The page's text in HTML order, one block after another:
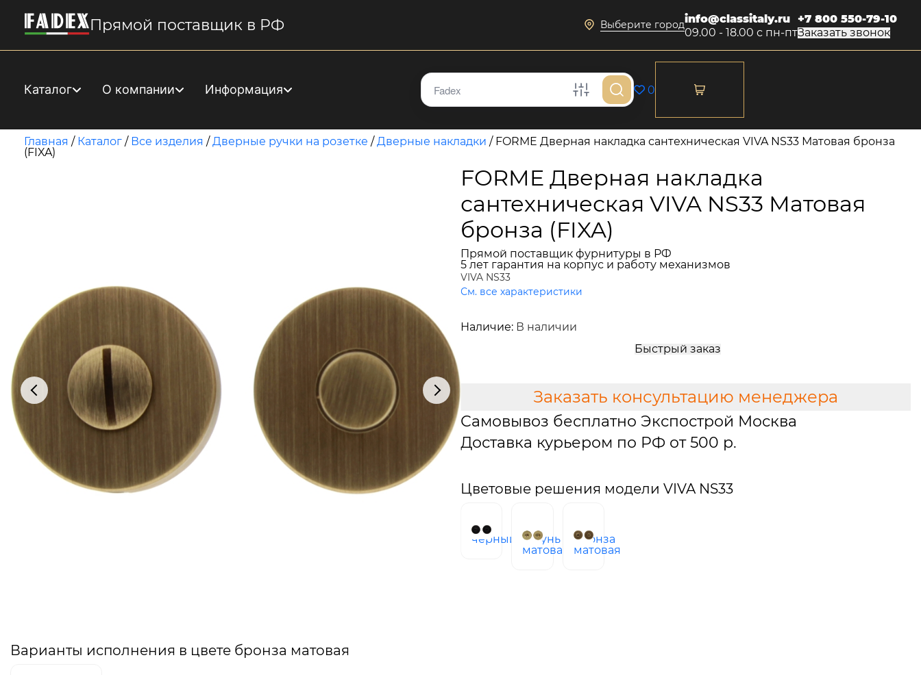
Прямой поставщик в РФ Выберите городinfo@classitaly.ru
09.00 - 18.00 с пн-пт
+7 800 550-79-10
Заказать звонок
Каталог О компании Информация 0
Главная / Каталог / Все изделия /Дверные ручки на розетке /Дверные накладки / FORME Дверная накладка сантехническая VIVA NS33 Матовая бронза
(FIXA)
FORME Дверная накладка
сантехническая VIVA NS33 Матовая
бронза (FIXA)
Прямой поставщик фурнитуры в РФ
5 лет гарантия на корпус и работу механизмов
VIVA NS33
См. все характеристики
Наличие: В наличии
Быстрый заказ
Заказать консультацию менеджера
Самовывоз бесплатно Экспострой Москва
Доставка курьером по РФ от 500 р.
Цветовые решения модели VIVA NS33
черный
латунь
матовая
бронза
матовая
Варианты исполнения в цвете бронза матовая